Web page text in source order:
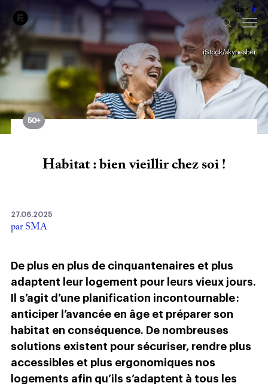
de fr
iStock/skynesher
50+
Habitat : bien vieillir chez soi !
27.06.2025
par SMA
De plus en plus de cinquantenaires et plus
adaptent leur logement pour leurs vieux jours.
Il s’agit d’une planification incontournable :
anticiper l’avancée en âge et préparer son
habitat en conséquence. De nombreuses
solutions existent pour sécuriser, rendre plus
accessibles et plus ergonomiques nos
logements afin qu’ils s’adaptent à tous les